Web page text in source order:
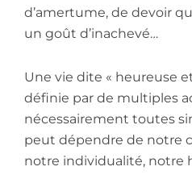
d’amertume, de devoir
un goût d’inachevé…
Une vie dite « heureuse
définie par de multiples
nécessairement toutes
peut dépendre de notre
notre individualité, notre